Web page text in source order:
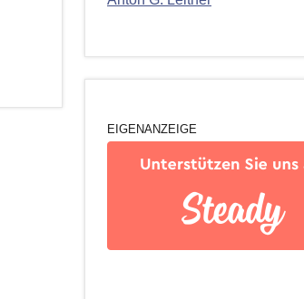
EIGENANZEIGE